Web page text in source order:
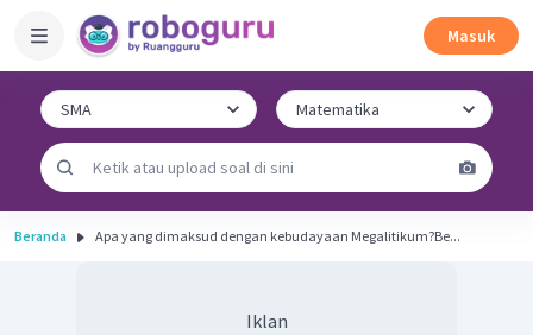
Masuk
Beranda Apa yang dimaksud dengan kebudayaan Megalitikum?Be...
Iklan